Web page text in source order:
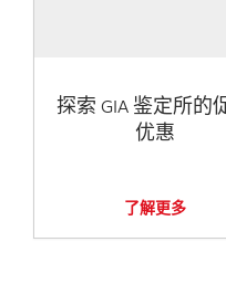
探索 GIA 鉴定所的
优惠
了解更多